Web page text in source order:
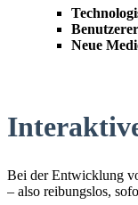
Neue
Bei der Entwicklung
– also reibungslos,